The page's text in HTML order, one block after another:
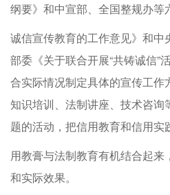
纲要》和中宣部、全国整规办等
诚信宣传教育的工作意见》和中
部委《关于联合开展“共铸诚信”
合实际情况制定具体的宣传工作
知识培训、法制讲座、技术咨询
题的活动，把信用教育和信用实
用教膏与法制教育有机结合起
和实际效果。